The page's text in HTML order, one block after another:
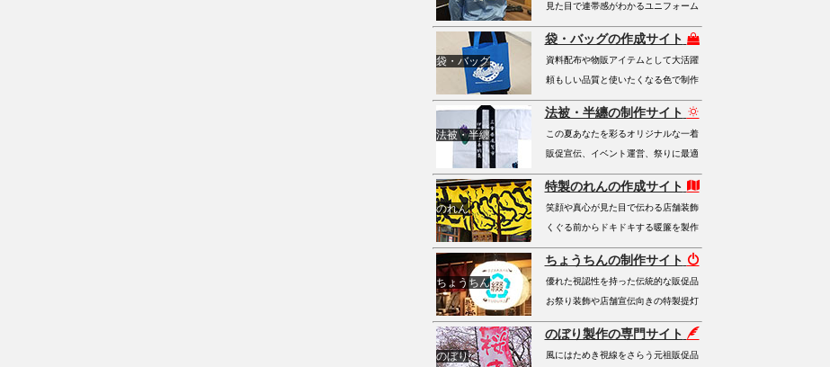
見た目で連帯感がわかるユニフォーム
袋・バッグ
袋・バッグの作成サイト
資料配布や物販アイテムとして大活躍
頼もしい品質と使いたくなる色で制作
法被・半纏
法被・半纏の制作サイト
この夏あなたを彩るオリジナルな一着
販促宣伝、イベント運営、祭りに最適
のれん
特製のれんの作成サイト
笑顔や真心が見た目で伝わる店舗装飾
くぐる前からドキドキする暖簾を製作
ちょうちん
ちょうちんの制作サイト
優れた視認性を持った伝統的な販促品
お祭り装飾や店舗宣伝向きの特製提灯
のぼり
のぼり製作の専門サイト
風にはためき視線をさらう元祖販促品